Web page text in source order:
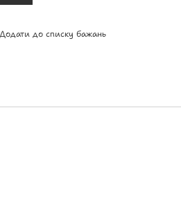
Додати до списку бажань